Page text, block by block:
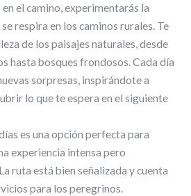
el camino, experimentarás la
respira en los caminos rurales. Te
de los paisajes naturales, desde
hasta bosques frondosos. Cada día
sorpresas, inspirándote a
lo que te espera en el siguiente
es una opción perfecta para
experiencia intensa pero
ruta está bien señalizada y cuenta
para los peregrinos.